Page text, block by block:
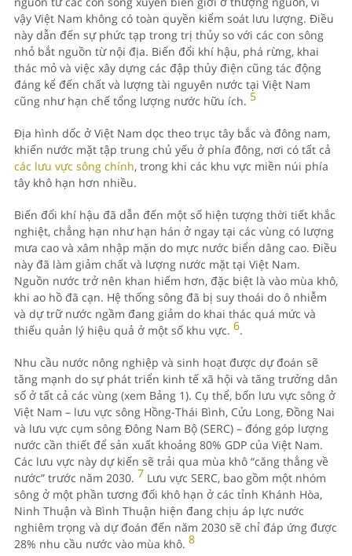
vậy Việt Nam không có toàn quyền kiểm soát lưu lượng. Điều
này dẫn đến sự phức tạp trong trị thủy so với các con sông
nhỏ bắt nguồn từ nội địa. Biến đổi khí hậu, phá rừng, khai
thác mỏ và việc xây dựng các đập thủy điện cũng tác động
đáng kể đến chất và lượng tài nguyên nước tại Việt Nam
cũng như hạn chế tổng lượng nước hữu ích. 5
Địa hình dốc ở Việt Nam dọc theo trục tây bắc và đông nam,
khiến nước mặt tập trung chủ yếu ở phía đông, nơi có tất cả
các lưu vực sông chính, trong khi các khu vực miền núi phía
tây khô hạn hơn nhiều.
Biến đổi khí hậu đã dẫn đến một số hiện tượng thời tiết khắc
nghiệt, chẳng hạn như hạn hán ở ngay tại các vùng có lượng
mưa cao và xâm nhập mặn do mực nước biển dâng cao. Điều
này đã làm giảm chất và lượng nước mặt tại Việt Nam.
Nguồn nước trở nên khan hiếm hơn, đặc biệt là vào mùa khô,
khi ao hồ đã cạn. Hệ thống sông đã bị suy thoái do ô nhiễm
và dự trữ nước ngầm đang giảm do khai thác quá mức và
thiếu quản lý hiệu quả ở một số khu vực. 6.
Nhu cầu nước nông nghiệp và sinh hoạt được dự đoán sẽ
tăng mạnh do sự phát triển kinh tế xã hội và tăng trưởng dân
số ở tất cả các vùng (xem Bảng 1). Cụ thể, bốn lưu vực sông ở
Việt Nam – lưu vực sông Hồng-Thái Bình, Cửu Long, Đồng Nai
và lưu vực cụm sông Đông Nam Bộ (SERC) – đóng góp lượng
nước cần thiết để sản xuất khoảng 80% GDP của Việt Nam.
Các lưu vực này dự kiến sẽ trải qua mùa khô “căng thẳng về
nước” trước năm 2030. 7 Lưu vực SERC, bao gồm một nhóm
sông ở một phần tương đối khô hạn ở các tỉnh Khánh Hòa,
Ninh Thuận và Bình Thuận hiện đang chịu áp lực nước
nghiêm trọng và dự đoán đến năm 2030 sẽ chỉ đáp ứng được
28% nhu cầu nước vào mùa khô. 8